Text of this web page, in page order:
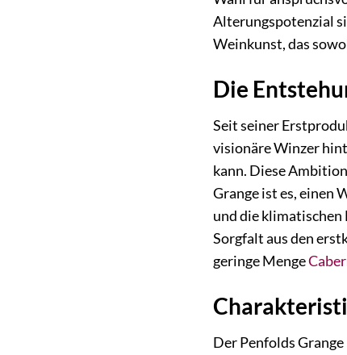
Alterungspotenzial
Weinkunst, das
Die
Seit seiner
visionäre Winzer
kann. Diese
Grange ist es, einen
und die
Sorgfalt aus den
geringe Menge
Der Penfolds